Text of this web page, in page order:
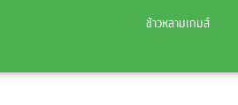
ข้าวหลามเกมส์